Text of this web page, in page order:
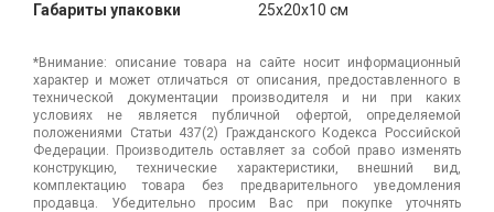
Габариты упаковки 25x20x10 см
*Внимание: описание товара на сайте носит информационный
характер и может отличаться от описания, предоставленного в
технической документации производителя и ни при каких
условиях не является публичной офертой, определяемой
положениями Статьи 437(2) Гражданского Кодекса Российской
Федерации. Производитель оставляет за собой право изменять
конструкцию, технические характеристики, внешний вид,
комплектацию товара без предварительного уведомления
продавца. Убедительно просим Вас при покупке уточнять